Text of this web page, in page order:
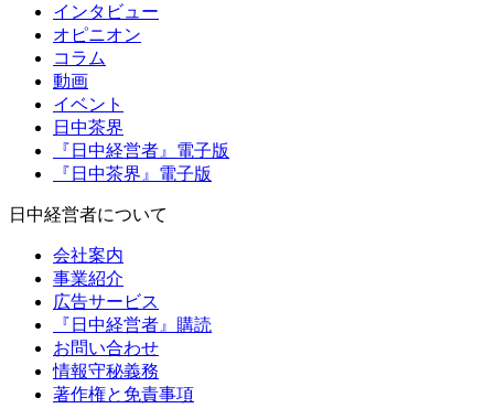
インタビュー
オピニオン
コラム
動画
イベント
日中茶界
『日中経営者』電子版
『日中茶界』電子版
日中経営者について
会社案内
事業紹介
広告サービス
『日中経営者』購読
お問い合わせ
情報守秘義務
著作権と免責事項